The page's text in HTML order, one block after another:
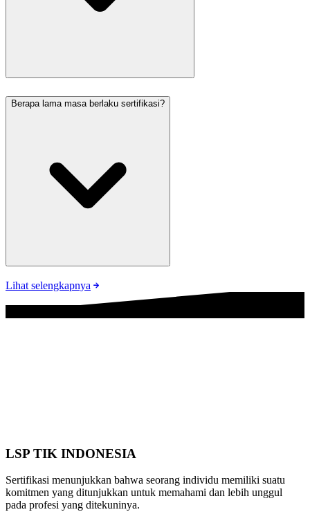
Berapa lama masa berlaku sertifikasi?
Lihat selengkapnya
LSP TIK INDONESIA
Sertifikasi menunjukkan bahwa seorang individu memiliki suatu
komitmen yang ditunjukkan untuk memahami dan lebih unggul
pada profesi yang ditekuninya.